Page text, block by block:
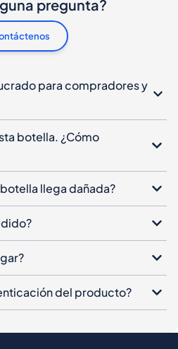
pregunta?
para compradores y
botella. ¿Cómo
llega dañada?
del producto?